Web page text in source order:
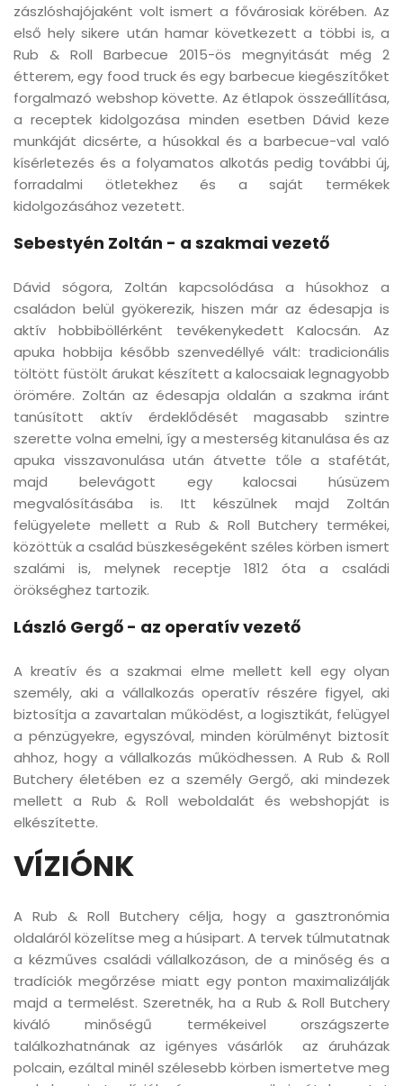
zászlóshajójaként volt ismert a fővárosiak körében. Az
első hely sikere után hamar következett a többi is, a
Rub & Roll Barbecue 2015-ös megnyitását még 2
étterem, egy food truck és egy barbecue kiegészítőket
forgalmazó webshop követte. Az étlapok összeállítása,
a receptek kidolgozása minden esetben Dávid keze
munkáját dicsérte, a húsokkal és a barbecue-val való
kísérletezés és a folyamatos alkotás pedig további új,
forradalmi ötletekhez és a saját termékek
kidolgozásához vezetett.
Sebestyén Zoltán - a szakmai vezető
Dávid sógora, Zoltán kapcsolódása a húsokhoz a
családon belül gyökerezik, hiszen már az édesapja is
aktív hobbiböllérként tevékenykedett Kalocsán. Az
apuka hobbija később szenvedéllyé vált: tradicionális
töltött füstölt árukat készített a kalocsaiak legnagyobb
örömére. Zoltán az édesapja oldalán a szakma iránt
tanúsított aktív érdeklődését magasabb szintre
szerette volna emelni, így a mesterség kitanulása és az
apuka visszavonulása után átvette tőle a stafétát,
majd belevágott egy kalocsai húsüzem
megvalósításába is. Itt készülnek majd Zoltán
felügyelete mellett a Rub & Roll Butchery termékei,
közöttük a család büszkeségeként széles körben ismert
szalámi is, melynek receptje 1812 óta a családi
örökséghez tartozik.
László Gergő - az operatív vezető
A kreatív és a szakmai elme mellett kell egy olyan
személy, aki a vállalkozás operatív részére figyel, aki
biztosítja a zavartalan működést, a logisztikát, felügyel
a pénzügyekre, egyszóval, minden körülményt biztosít
ahhoz, hogy a vállalkozás működhessen. A Rub & Roll
Butchery életében ez a személy Gergő, aki mindezek
mellett a Rub & Roll weboldalát és webshopját is
elkészítette.
VÍZIÓNK
A Rub & Roll Butchery célja, hogy a gasztronómia
oldaláról közelítse meg a húsipart. A tervek túlmutatnak
a kézműves családi vállalkozáson, de a minőség és a
tradíciók megőrzése miatt egy ponton maximalizálják
majd a termelést. Szeretnék, ha a Rub & Roll Butchery
kiváló minőségű termékeivel országszerte
találkozhatnának az igényes vásárlók az áruházak
polcain, ezáltal minél szélesebb körben ismertetve meg